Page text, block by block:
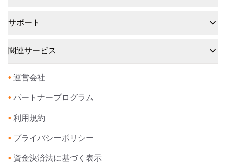
サポート
関連サービス
• 運営会社
• パートナープログラム
• 利用規約
• プライバシーポリシー
• 資金決済法に基づく表示